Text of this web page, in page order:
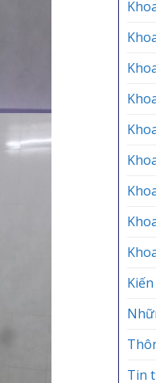
Tin